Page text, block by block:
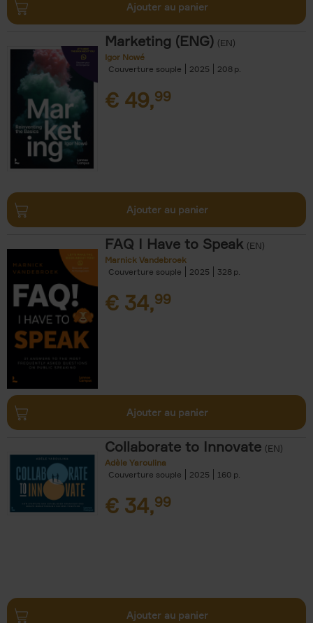
Ajouter au panier
Marketing (ENG) (EN)
Igor Nowé
Couverture souple
2025 208
€ 49,99
Ajouter au panier
FAQ I Have to Speak (EN)
Marnick Vandebroek
Couverture souple
2025 328
€ 34,99
Ajouter au panier
Collaborate to Innovate (EN)
Adèle Yaroulina
Couverture souple
2025 160
€ 34,99
Ajouter au panier